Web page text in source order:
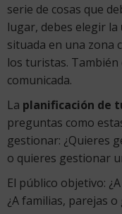
serie de cosas que
lugar, debes elegir la
situada en una zona
los turistas.
comunicada.
La planificación de
preguntas como
gestionar: ¿Quieres
o quieres gestionar
El público objetivo:
¿A familias, parejas